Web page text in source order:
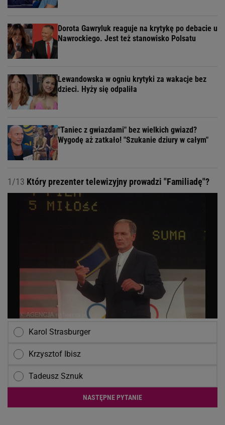
Dorota Gawryluk reaguje na krytykę po debacie u
Nawrockiego. Jest też stanowisko Polsatu
Lewandowska w ogniu krytyki za wakacje bez
dzieci. Hyży się odpaliła
"Taniec z gwiazdami" bez wielkich gwiazd?
Wygodę aż zatkało! "Szukanie dziury w całym"
1/13 Który prezenter telewizyjny prowadzi "Familiadę"?
Karol Strasburger
Krzysztof Ibisz
Tadeusz Sznuk
NASTĘPNE PYTANIE